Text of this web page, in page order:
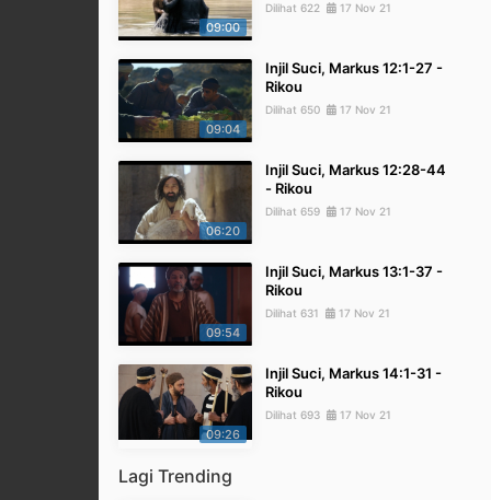
09:00
Dilihat 622 17 Nov 21
09:04
Injil Suci, Markus 12:1-27 -
Rikou
Dilihat 650 17 Nov 21
06:20
Injil Suci, Markus 12:28-44
- Rikou
Dilihat 659 17 Nov 21
09:54
Injil Suci, Markus 13:1-37 -
Rikou
Dilihat 631 17 Nov 21
09:26
Injil Suci, Markus 14:1-31 -
Rikou
Dilihat 693 17 Nov 21
Lagi Trending